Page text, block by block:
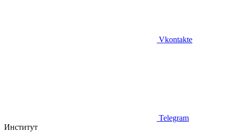
Vkontakte
Telegram
Институт